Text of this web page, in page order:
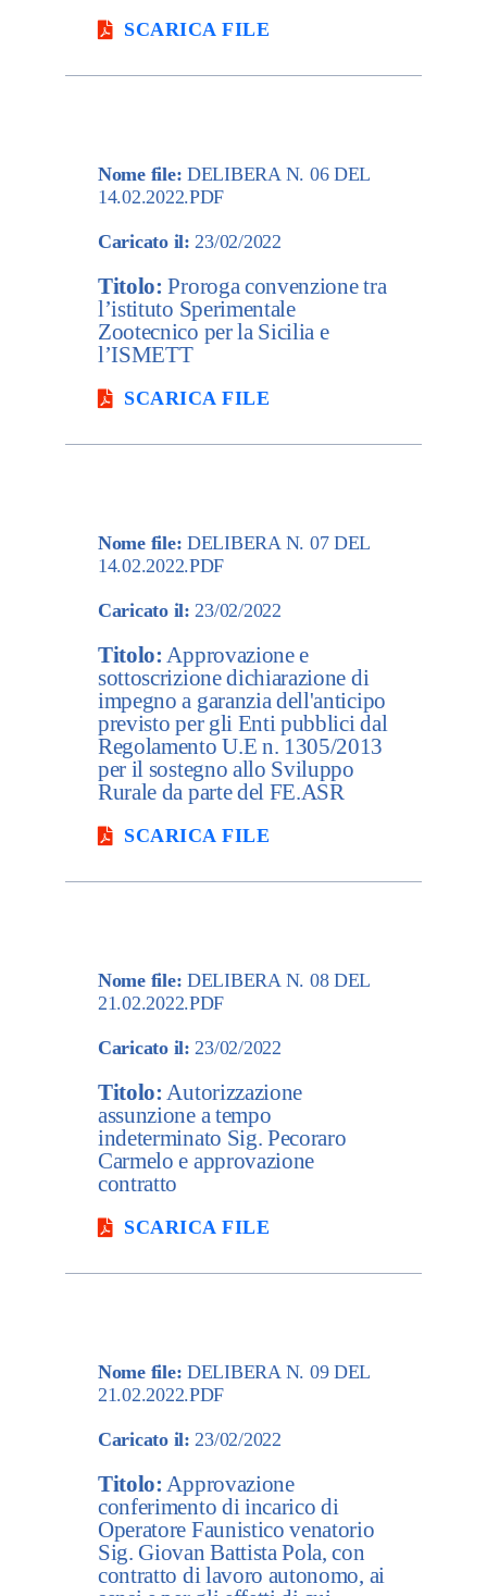
SCARICA FILE
Nome file: DELIBERA N. 06 DEL
14.02.2022.PDF
Caricato il: 23/02/2022
Titolo: Proroga convenzione tra
l’istituto Sperimentale
Zootecnico per la Sicilia e
l’ISMETT
SCARICA FILE
Nome file: DELIBERA N. 07 DEL
14.02.2022.PDF
Caricato il: 23/02/2022
Titolo: Approvazione e
sottoscrizione dichiarazione di
impegno a garanzia dell'anticipo
previsto per gli Enti pubblici dal
Regolamento U.E n. 1305/2013
per il sostegno allo Sviluppo
Rurale da parte del FE.ASR
SCARICA FILE
Nome file: DELIBERA N. 08 DEL
21.02.2022.PDF
Caricato il: 23/02/2022
Titolo: Autorizzazione
assunzione a tempo
indeterminato Sig. Pecoraro
Carmelo e approvazione
contratto
SCARICA FILE
Nome file: DELIBERA N. 09 DEL
21.02.2022.PDF
Caricato il: 23/02/2022
Titolo: Approvazione
conferimento di incarico di
Operatore Faunistico venatorio
Sig. Giovan Battista Pola, con
contratto di lavoro autonomo, ai